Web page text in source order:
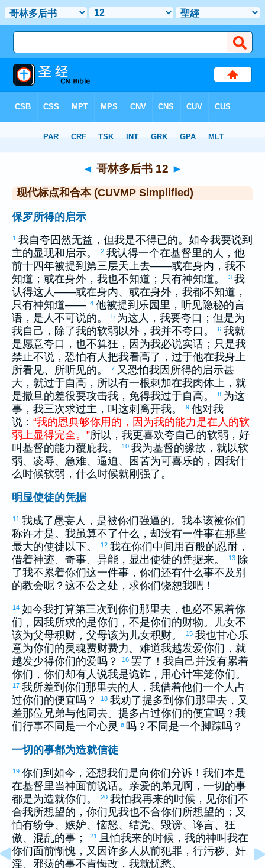
> 哥林多后书 12
◄ 哥林多后书 12 ►
现代标点和合本 (CUVMP Simplified)
保罗所得的启示
1 我自夸固然无益，但我是不得已的。如今我要说到
主的显现和启示。
2 我认得一个在基督里的人，他
前十四年被提到第三层天上去——或在身内，我不
知道；或在身外，我也不知道；只有神知道。
3 我
认得这人——或在身内、或在身外，我都不知道，
只有神知道—— 4 他被提到乐园里，听见隐秘的言
语，是人不可说的。
5 为这人，我要夸口；但是为
我自己，除了我的软弱以外，我并不夸口。
6 我就
是愿意夸口，也不算狂，因为我必说实话；只是我
禁止不说，恐怕有人把我看高了，过于他在我身上
所看见、所听见的。
7 又恐怕我因所得的启示甚
大，就过于自高，所以有一根刺加在我肉体上，就
是撒旦的差役要攻击我，免得我过于自高。 8 为这
事，我三次求过主，叫这刺离开我。
9 他对我
说： “我的恩典够你用 的 ， 因为我的能力是在 人 的软
弱上显得完全。 ”所以，我更喜欢夸自己的软弱，好
叫基督的能力覆庇我。
10 我为基督的缘故，就以软
弱、凌辱、急难、逼迫、困苦为可喜乐的，因我什
么时候软弱，什么时候就刚强了。
明显使徒的凭据
11 我成了愚妄人，是被你们强逼的。我本该被你们
称许才是。我虽算不了什么，却没有一件事在那些
最大的使徒以下。
12 我在你们中间用百般的忍耐，
借着神迹、奇事、异能，显出使徒的凭据来。
13 除
了我不累着你们这一件事，你们还有什么事不及别
的教会呢？这不公之处，求你们饶恕我吧！
14 如今我打算第三次到你们那里去，也必不累着你
们，因我所求的是你们，不是你们的财物。儿女不
该为父母积财，父母该为儿女积财。
15 我也甘心乐
意为你们的灵魂费财费力。难道我越发爱你们，就
越发少得你们的爱吗？
16 罢了！我自己并没有累着
你们，你们却有人说我是诡诈，用心计牢笼你们。
17 我所差到你们那里去的人，我借着他们一个人占
过你们的便宜吗？
18 我劝了提多到你们那里去，又
差那位兄弟与他同去。 提多占过你们的便宜吗？我
们行事不同是一个心灵 a 吗？不同是一个脚踪吗？
一切的事都为造就信徒
19 你们到如今，还想我们是向你们分诉！我们本是
在基督里当神面前说话。亲爱的弟兄啊，一切的事
都是为造就你们。
20 我怕我再来的时候，见你们不
合我所想望的，你们见我也不合你们所想望的；又
怕有纷争、嫉妒、恼怒、结党、毁谤、谗言、狂
傲、混乱的事；
21
且怕我来的时候，我的神叫我在
你们面前惭愧，又因许多人从前犯罪，行污秽、奸
淫、邪荡的事不肯悔改，我就忧愁。